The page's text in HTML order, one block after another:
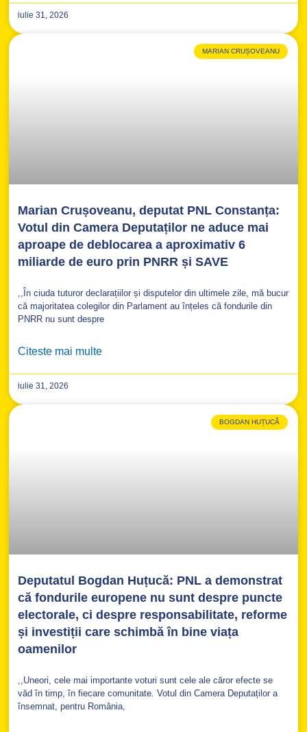
iulie 31, 2026
MARIAN CRUȘOVEANU
Marian Crușoveanu, deputat PNL Constanța:
Votul din Camera Deputaților ne aduce mai
aproape de deblocarea a aproximativ 6
miliarde de euro prin PNRR și SAVE
,,În ciuda tuturor declarațiilor și disputelor din ultimele zile, mă bucur
că majoritatea colegilor din Parlament au înțeles că fondurile din
PNRR nu sunt despre
Citeste mai multe
iulie 31, 2026
BOGDAN HUȚUCĂ
Deputatul Bogdan Huțucă: PNL a demonstrat
că fondurile europene nu sunt despre puncte
electorale, ci despre responsabilitate, reforme
și investiții care schimbă în bine viața
oamenilor
,,Uneori, cele mai importante voturi sunt cele ale căror efecte se
văd în timp, în fiecare comunitate. Votul din Camera Deputaților a
însemnat, pentru România,